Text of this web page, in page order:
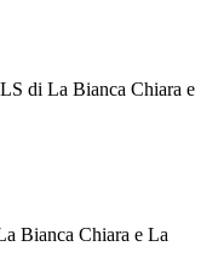
di La Bianca Chiara e
Bianca Chiara e La